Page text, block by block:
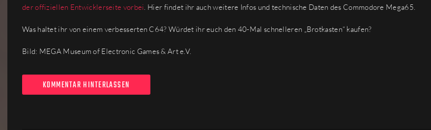
der offiziellen Entwicklerseite vorbei. Hier findet ihr auch weitere Infos und technische Daten des Commodore Mega65.
Was haltet ihr von einem verbesserten C64? Würdet ihr euch den 40-Mal schnelleren „Brotkasten“ kaufen?
Bild: MEGA Museum of Electronic Games & Art e.V.
KOMMENTAR HINTERLASSEN